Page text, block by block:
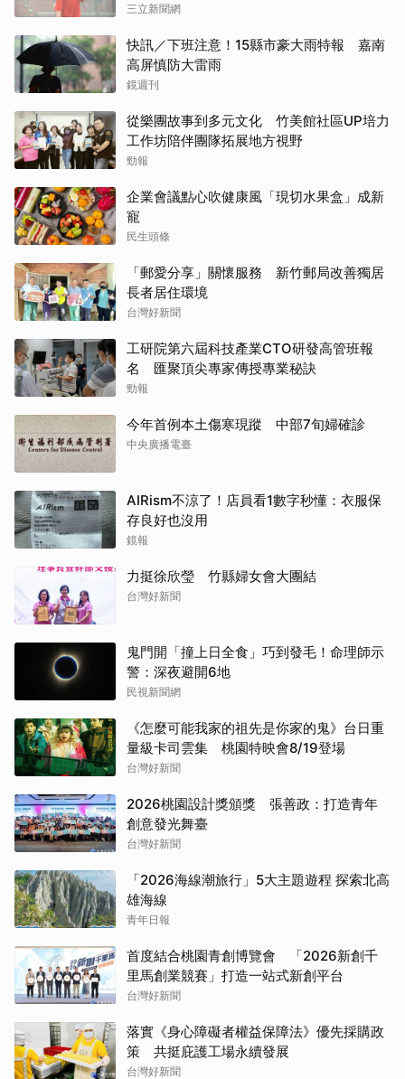
三立新聞網
快訊／下班注意！15縣市豪大雨特報 嘉南
高屏慎防大雷雨
鏡週刊
從樂團故事到多元文化 竹美館社區UP培力
工作坊陪伴團隊拓展地方視野
勁報
企業會議點心吹健康風「現切水果盒」成新
寵
民生頭條
「郵愛分享」關懷服務 新竹郵局改善獨居
長者居住環境
台灣好新聞
工研院第六屆科技產業CTO研發高管班報
名 匯聚頂尖專家傳授專業秘訣
勁報
今年首例本土傷寒現蹤 中部7旬婦確診
中央廣播電臺
AIRism不涼了！店員看1數字秒懂：衣服保
存良好也沒用
鏡報
力挺徐欣瑩 竹縣婦女會大團結
台灣好新聞
鬼門開「撞上日全食」巧到發毛！命理師示
警：深夜避開6地
民視新聞網
《怎麼可能我家的祖先是你家的鬼》台日重
量級卡司雲集 桃園特映會8/19登場
台灣好新聞
2026桃園設計獎頒獎 張善政：打造青年
創意發光舞臺
台灣好新聞
「2026海線潮旅行」5大主題遊程 探索北高
雄海線
青年日報
首度結合桃園青創博覽會 「2026新創千
里馬創業競賽」打造一站式新創平台
台灣好新聞
落實《身心障礙者權益保障法》優先採購政
策 共挺庇護工場永續發展
台灣好新聞